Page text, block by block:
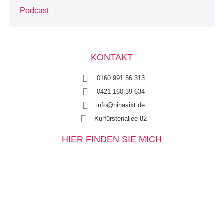
Podcast
KONTAKT
0160 991 56 313
0421 160 39 634
info@ninasixt.de
Kurfürstenallee 82
HIER FINDEN SIE MICH